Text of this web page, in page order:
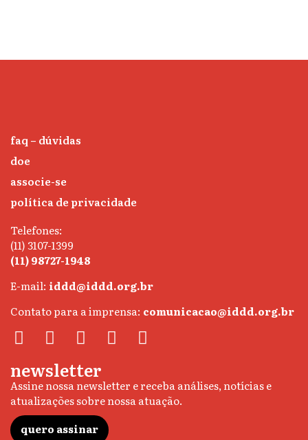
faq – dúvidas
doe
associe-se
política de privacidade
Telefones:
(11) 3107-1399
(11) 98727-1948
E-mail: iddd@iddd.org.br
Contato para a imprensa: comunicacao@iddd.org.br
newsletter
Assine nossa newsletter e receba análises, notícias e
atualizações sobre nossa atuação.
quero assinar